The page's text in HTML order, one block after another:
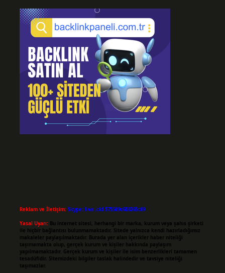
Reklam ve İletişim: Skype: live:.cid.575569c608265c69
Yasal Uyarı: Bu internet sitesi, herhangi bir marka, kurum veya şahıs şirketi
ile hiçbir bağlantısı bulunmamaktadır. Sitede yalnızca kendi hazırladığımız
makaleler paylaşılmaktadır. Burada yer alan içerikler haber niteliği
taşımamakta olup, gerçek kurum ve kişiler hakkında paylaşım
yapılmamaktadır. Gerçek kurum ve kişiler ile isim benzerlikleri tamamen
tesadüfidir. Sitemizdeki bilgiler taslak halindedir ve tavsiye niteliği
taşımazlar.